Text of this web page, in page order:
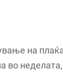
на
во неделата,